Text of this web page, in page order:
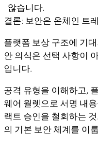
않습니다.
결론: 보안은 온체인 트
플랫폼 보상 구조에 기
안 의식은 선택 사항이
입니다.
공격 유형을 이해하고,
웨어 월렛으로 서명 내
랙트 승인을 철회하는
의 기본 보안 체계를 이